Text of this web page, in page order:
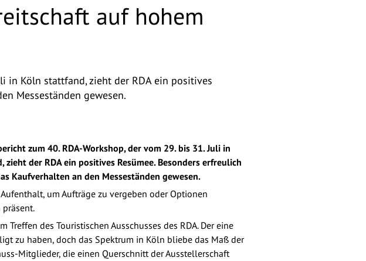
auf hohem
in Köln stattfand, zieht der RDA ein positives
Messeständen gewesen.
zum 40. RDA-Workshop, der vom 29. bis 31. Juli in
zieht der RDA ein positives Resümee. Besonders erfreulich
Kaufverhalten an den Messeständen gewesen.
um Aufträge zu vergeben oder Optionen
des Touristischen Ausschusses des RDA. Der eine
zu haben, doch das Spektrum in Köln bliebe das Maß der
Mitglieder, die einen Querschnitt der Ausstellerschaft